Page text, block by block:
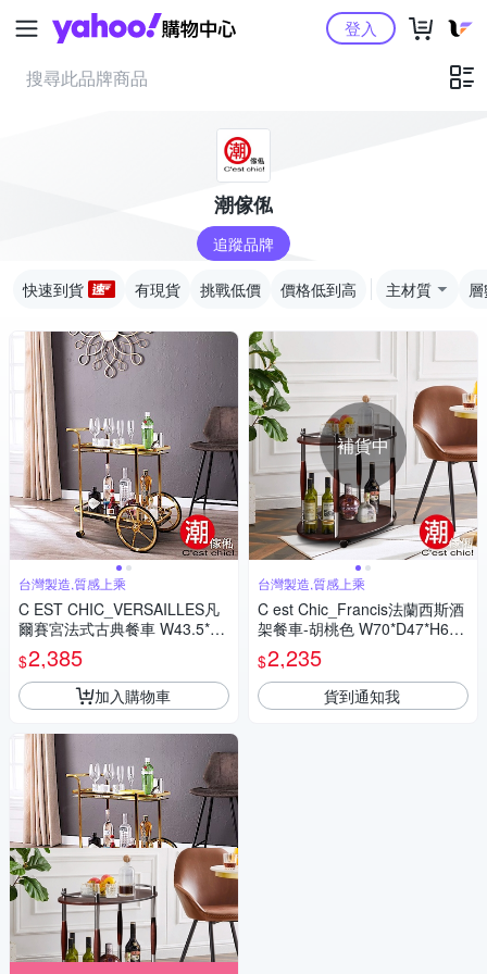
Yahoo購物中心登入
潮傢俬
追蹤品牌
快速到貨 有現貨 挑戰低價 價格低到高 主材質
台灣製造,質感上乘
C EST CHIC_VERSAILLES凡
爾賽宮法式古典餐車 W43.5*D6
8.5*H74.5cm
$2,385
加入購物車
補貨中
台灣製造,質感上乘
C est Chic_Francis法蘭西斯酒
架餐車-胡桃色 W70*D47*H67
cm
$2,235
貨到通知我